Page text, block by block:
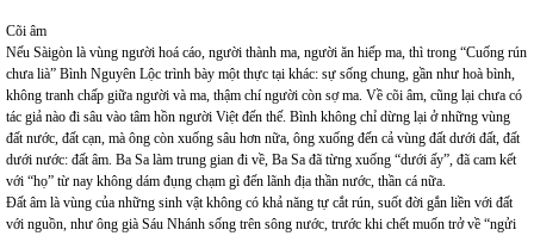
Cõi âm
Nếu Sàigòn là vùng người hoá cáo, người thành ma, người ăn hiếp ma, thì trong “Cuống rún
chưa lià” Bình Nguyên Lộc trình bày một thực tại khác: sự sống chung, gần như hoà bình,
không tranh chấp giữa người và ma, thậm chí người còn sợ ma. Về cõi âm, cũng lại chưa có
tác giả nào đi sâu vào tâm hồn người Việt đến thế. Bình không chỉ dừng lại ở những vùng
đất nước, đất cạn, mà ông còn xuống sâu hơn nữa, ông xuống đến cả vùng đất dưới đất, đất
dưới nước: đất âm. Ba Sa làm trung gian đi về, Ba Sa đã từng xuống “dưới ấy”, đã cam kết
với “họ” từ nay không dám đụng chạm gì đến lãnh địa thần nước, thần cá nữa.
Đất âm là vùng của những sinh vật không có khả năng tự cắt rún, suốt đời gắn liền với đất
với nguồn, như ông già Sáu Nhánh sống trên sông nước, trước khi chết muốn trở về “ngửi